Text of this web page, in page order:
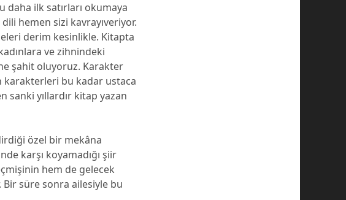
daha ilk satırları okumaya
dili hemen sizi kavrayıveriyor.
derim kesinlikle. Kitapta
ve zihnindeki
şahit oluyoruz. Karakter
karakterleri bu kadar ustaca
sanki yıllardır kitap yazan
özel bir mekâna
karşı koyamadığı şiir
hem de gelecek
Bir süre sonra ailesiyle bu